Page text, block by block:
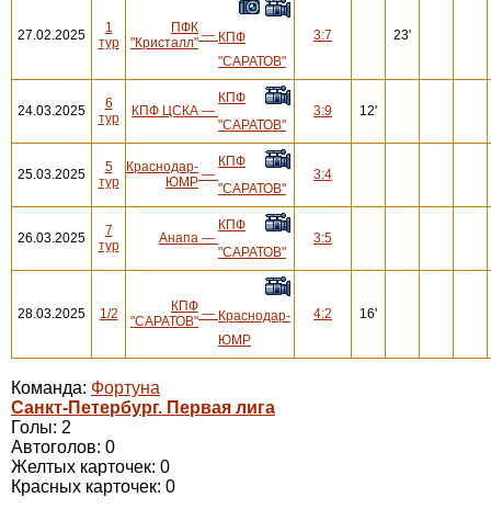
27.02.2025
1
тур
ПФК
"Кристалл" — КПФ
"САРАТОВ"
3:7 23'
24.03.2025
6
тур
КПФ ЦСКА —
КПФ
"САРАТОВ"
3:9 12'
25.03.2025
5
тур
Краснодар-
ЮМР —
КПФ
"САРАТОВ"
3:4
26.03.2025
7
тур
Анапа —
КПФ
"САРАТОВ"
3:5
28.03.2025 1/2
КПФ
"САРАТОВ" — Краснодар-
ЮМР
4:2 16'
Команда: Фортуна
Санкт-Петербург. Первая лига
Голы: 2
Автоголов: 0
Желтых карточек: 0
Красных карточек: 0